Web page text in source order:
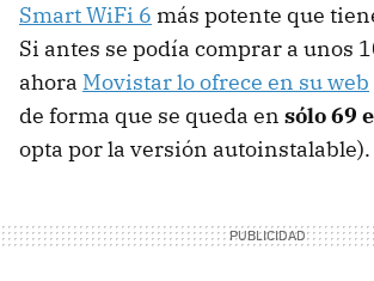
Smart WiFi 6 más potente que
Si antes se podía comprar a unos
ahora Movistar lo ofrece en su web
de forma que se queda en sólo 69
opta por la versión autoinstalable).